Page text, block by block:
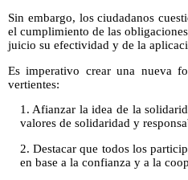
Sin embargo, los ciudadanos
el cumplimiento de las
juicio su efectividad y de la
Es imperativo crear una nueva
vertientes:
1. Afianzar la idea de la
valores de solidaridad y
2. Destacar que todos los
en base a la confianza y a la